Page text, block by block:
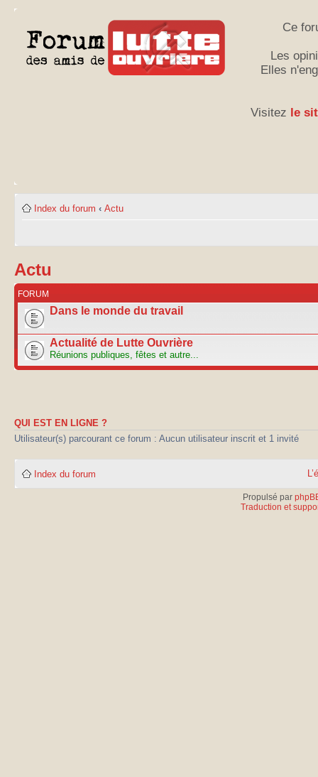
Ce
Les
Elles
Visitez le
Index du forum ‹ Actu
Actu
FORUM
Dans le monde du travail
Actualité de Lutte Ouvrière
Réunions publiques, fêtes et autre...
QUI EST EN LIGNE ?
Utilisateur(s) parcourant ce forum : Aucun utilisateur inscrit et 1 invité
Index du forum
Propulsé par
Traduction et